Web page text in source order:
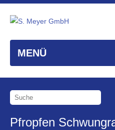
MENÜ
Pfropfen